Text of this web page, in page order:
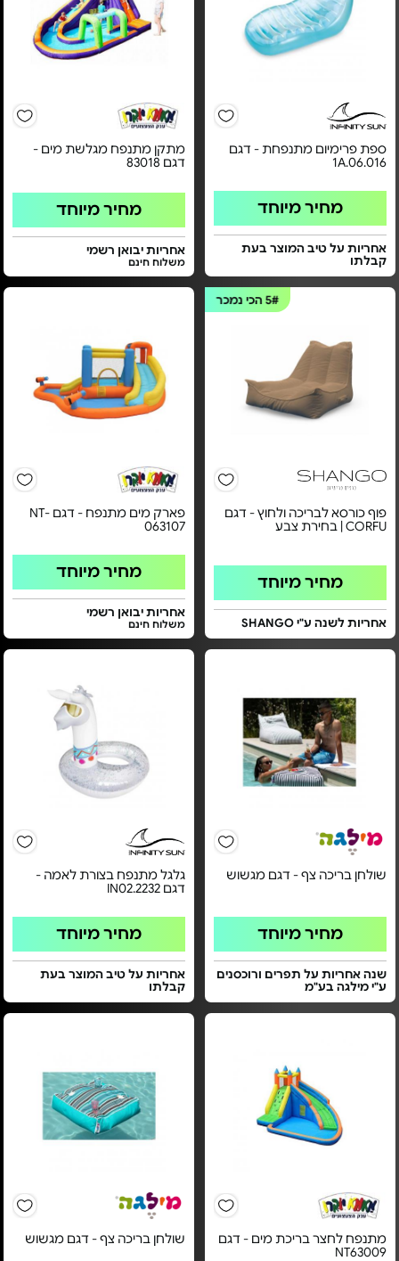
ספת פרימיום מתנפחת - דגם
1A.06.016
מחיר מיוחד
אחריות על טיב המוצר בעת
קבלתו
מתקן מתנפח מגלשת מים -
דגם 83018
מחיר מיוחד
אחריות יבואן רשמי
משלוח חינם
5#הכי נמכר
פוף כורסא לבריכה ולחוץ - דגם
CORFU | בחירת צבע
מחיר מיוחד
אחריות לשנה ע"י SHANGO
פארק מים מתנפח - דגם NT-
063107
מחיר מיוחד
אחריות יבואן רשמי
משלוח חינם
שולחן בריכה צף - דגם מגשוש
מחיר מיוחד
שנה אחריות על תפרים ורוכסנים
ע"י מילגה בע"מ
גלגל מתנפח בצורת לאמה -
דגם IN02.2232
מחיר מיוחד
אחריות על טיב המוצר בעת
קבלתו
מתנפח לחצר בריכת מים - דגם
NT63009
שולחן בריכה צף - דגם מגשוש